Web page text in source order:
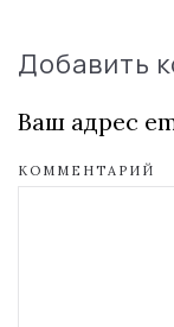
Добавить
Ваш адрес
КОММЕНТАРИЙ